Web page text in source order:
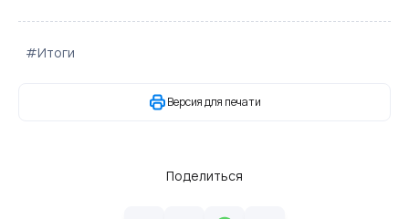
#Итоги
Версия для печати
Поделиться